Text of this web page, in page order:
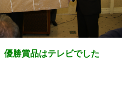
優勝賞品はテレビでした